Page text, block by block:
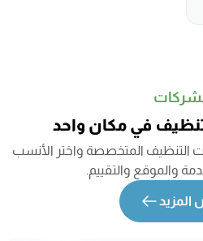
في مكان واحد
المتخصصة واختر الأنسب
والموقع والتقييم.
المزيد